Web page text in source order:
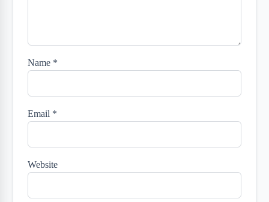
Name *
Email *
Website